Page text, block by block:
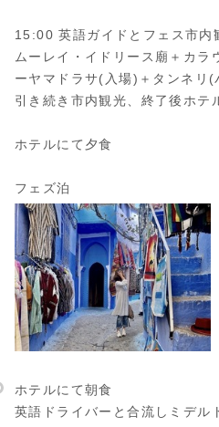
15:00 英語ガイドとフェス市内
ムーレイ・イドリース廟＋カラ
ーヤマドラサ(入場)＋タンネリ
引き続き市内観光、終了後ホテ
ホテルにて夕食
フェズ泊
ホテルにて朝食
英語ドライバーと合流しミデル